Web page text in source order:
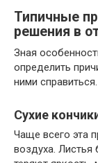
Типичные
решения в
Зная
определить
ними справиться.
Сухие
Чаще всего эта
воздуха. Листья